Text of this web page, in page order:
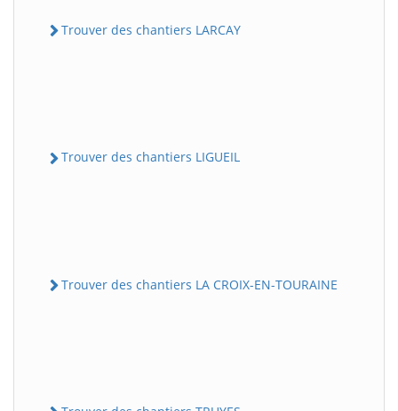
Trouver des chantiers LARCAY
Trouver des chantiers LIGUEIL
Trouver des chantiers LA CROIX-EN-TOURAINE